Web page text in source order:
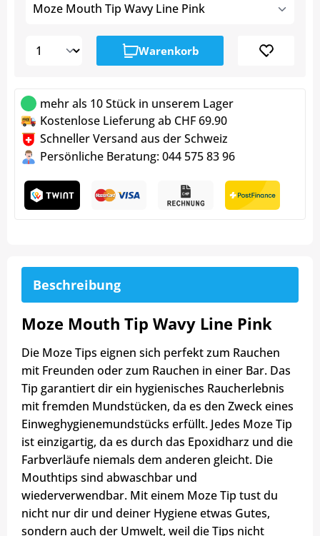
Moze Mouth Tip Wavy Line Pink
Warenkorb
mehr als 10 Stück in unserem Lager
Kostenlose Lieferung ab CHF 69.90
Schneller Versand aus der Schweiz
Persönliche Beratung: 044 575 83 96
Beschreibung
Moze Mouth Tip Wavy Line Pink
Die Moze Tips eignen sich perfekt zum Rauchen
mit Freunden oder zum Rauchen in einer Bar. Das
Tip garantiert dir ein hygienisches Raucherlebnis
mit fremden Mundstücken, da es den Zweck eines
Einweghygienemundstücks erfüllt. Jedes Moze Tip
ist einzigartig, da es durch das Epoxidharz und die
Farbverläufe niemals dem anderen gleicht. Die
Mouthtips sind abwaschbar und
wiederverwendbar. Mit einem Moze Tip tust du
nicht nur dir und deiner Hygiene etwas Gutes,
sondern auch der Umwelt, weil die Tips nicht